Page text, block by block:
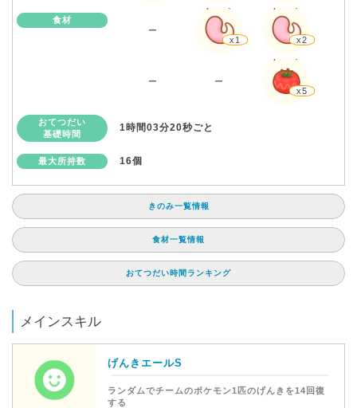
食材
ー
Lv.30
x1
Lv.60
x2
ー ー
Lv.60
x5
おてつだい
基礎時間
1時間03分20秒ごと
最大所持数 16個
きのみ一覧情報
食材一覧情報
おてつだい時間ランキング
メインスキル
げんきエールS
ランダムでチームのポケモン1匹のげんきを14回復
する